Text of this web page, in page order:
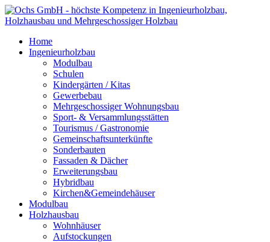
Home
Ingenieurholzbau
Modulbau
Schulen
Kindergärten / Kitas
Gewerbebau
Mehrgeschossiger Wohnungsbau
Sport- & Versammlungsstätten
Tourismus / Gastronomie
Gemeinschaftsunterkünfte
Sonderbauten
Fassaden & Dächer
Erweiterungsbau
Hybridbau
Kirchen&Gemeindehäuser
Modulbau
Holzhausbau
Wohnhäuser
Aufstockungen